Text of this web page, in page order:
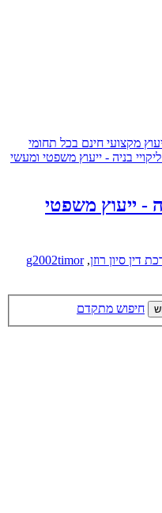
מקצועי חינם בכל תחומי
בניה - ייעוץ משפטי ומעשי
- ייעוץ משפטי
דין סיון רוזן,
g2002timor
חיפוש מתקדם